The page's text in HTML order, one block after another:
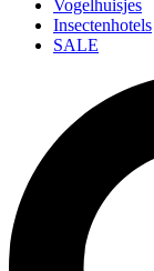
Vogelhuisjes
Insectenhotels
SALE